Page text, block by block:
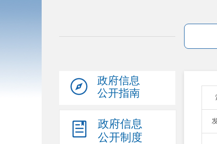
政府信息
公开指南
政府信息
公开制度